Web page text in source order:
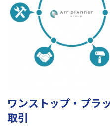
ワンストップ・プラ
取引